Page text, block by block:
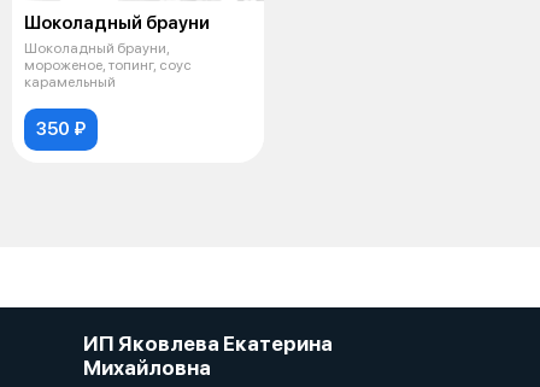
Шоколадный брауни
Шоколадный брауни,
мороженое, топинг, соус
карамельный
350 ₽
ИП Яковлева Екатерина
Михайловна